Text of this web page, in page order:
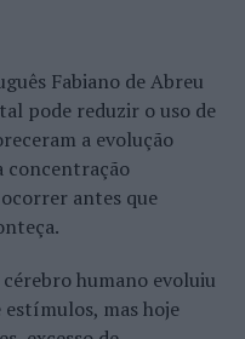
Fabiano de Abreu
pode reduzir o uso de
a evolução
concentração
antes que
humano evoluiu
estímulos, mas hoje